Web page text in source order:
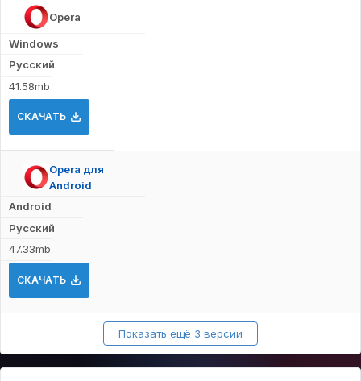
Opera
Windows
Русский
41.58mb
СКАЧАТЬ
Opera для
Android
Android
Русский
47.33mb
СКАЧАТЬ
Показать ещё 3 версии